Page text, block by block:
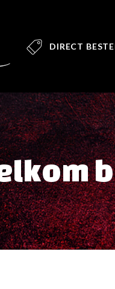
DIRECT